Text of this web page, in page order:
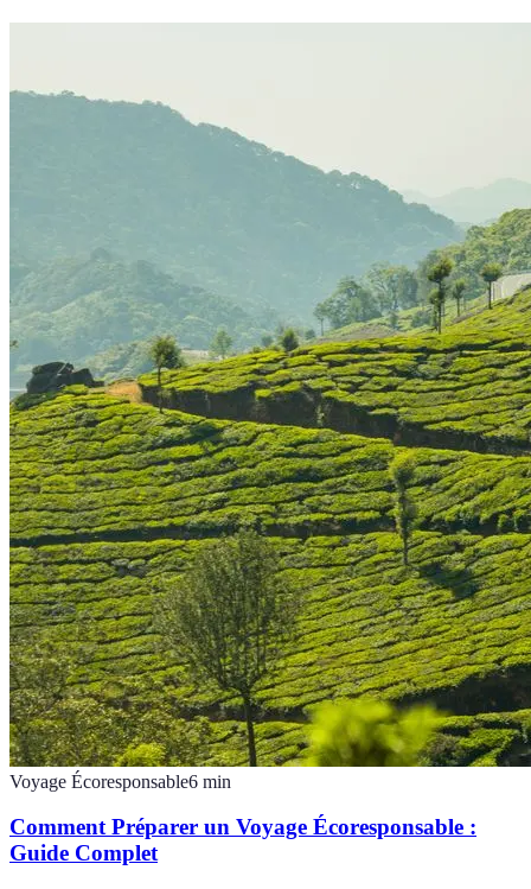
Voyage Écoresponsable6 min
Comment Préparer un Voyage Écoresponsable :
Guide Complet